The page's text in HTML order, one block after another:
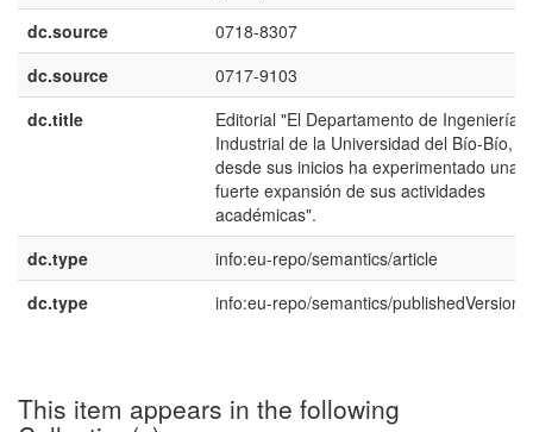
dc.source
0718-8307
dc.source
0717-9103
dc.title
Editorial "El Departamento de Ingeniería
Industrial de la Universidad del Bío-Bío,
desde sus inicios ha experimentado una
fuerte expansión de sus actividades
académicas".
dc.type
info:eu-repo/semantics/article
dc.type
info:eu-repo/semantics/publishedVersion
This item appears in the following